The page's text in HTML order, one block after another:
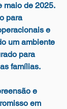
maio de 2025.
para
e
um ambiente
para
famílias.
e
em